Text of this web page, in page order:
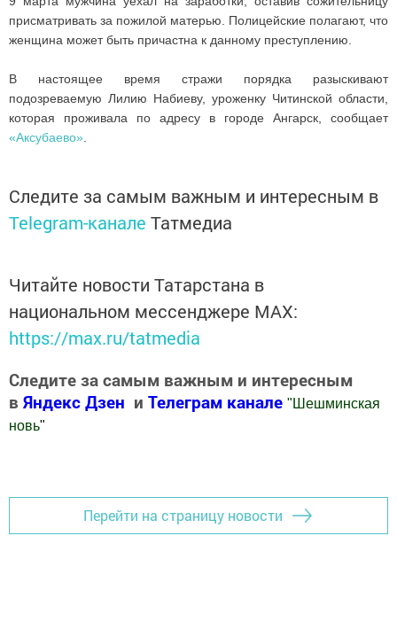
присматривать за пожилой матерью. Полицейские полагают, что
женщина может быть причастна к данному преступлению.
В настоящее время стражи порядка разыскивают
подозреваемую Лилию Набиеву, уроженку Читинской области,
которая проживала по адресу в городе Ангарск, сообщает
«Аксубаево»
Следите за самым важным и интересным в
Telegram-канале Татмедиа
Читайте новости Татарстана в
национальном мессенджере MАХ:
https://max.ru/tatmedia
Следите за самым важным и интересным
в Яндекс Дзен и Телеграм канале " Шешминская
новь"
Перейти на страницу новости